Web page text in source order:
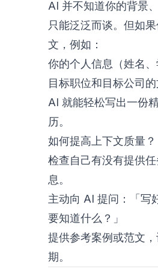
AI 并不知道你的背景
只能泛泛而谈。但如
文，例如：
你的个人信息（姓名、
目标职位和目标公司
AI 就能轻松写出一份
历。
如何提高上下文质量？
检查自己有没有提供
息。
主动向 AI 提问：「写
要知道什么？」
提供参考案例或范文
期。